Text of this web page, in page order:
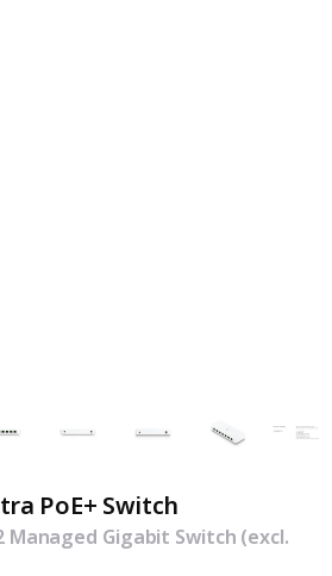
PoE+ Switch
Managed Gigabit Switch (excl.